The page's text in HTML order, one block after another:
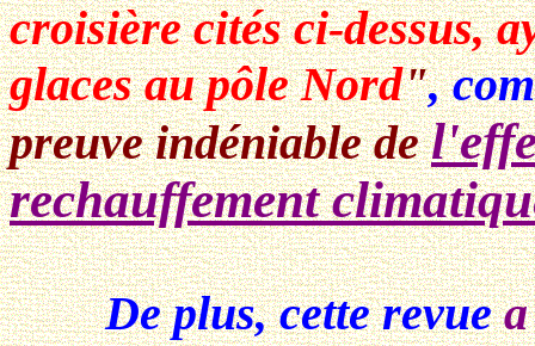
croisière cités ci-dessus,
glaces au pôle Nord",
preuve indéniable de
rechauffement
De plus, cette revue